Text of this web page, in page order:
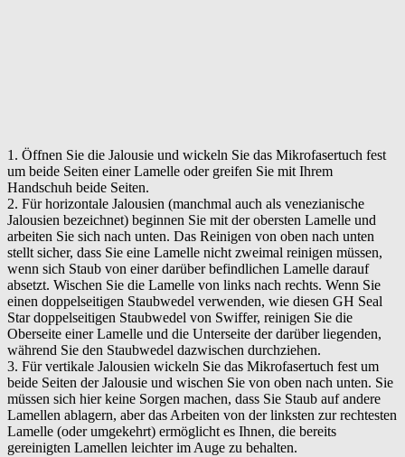
1. Öffnen Sie die Jalousie und wickeln Sie das Mikrofasertuch fest
um beide Seiten einer Lamelle oder greifen Sie mit Ihrem
Handschuh beide Seiten.
2. Für horizontale Jalousien (manchmal auch als venezianische
Jalousien bezeichnet) beginnen Sie mit der obersten Lamelle und
arbeiten Sie sich nach unten. Das Reinigen von oben nach unten
stellt sicher, dass Sie eine Lamelle nicht zweimal reinigen müssen,
wenn sich Staub von einer darüber befindlichen Lamelle darauf
absetzt. Wischen Sie die Lamelle von links nach rechts. Wenn Sie
einen doppelseitigen Staubwedel verwenden, wie diesen GH Seal
Star doppelseitigen Staubwedel von Swiffer, reinigen Sie die
Oberseite einer Lamelle und die Unterseite der darüber liegenden,
während Sie den Staubwedel dazwischen durchziehen.
3. Für vertikale Jalousien wickeln Sie das Mikrofasertuch fest um
beide Seiten der Jalousie und wischen Sie von oben nach unten. Sie
müssen sich hier keine Sorgen machen, dass Sie Staub auf andere
Lamellen ablagern, aber das Arbeiten von der linksten zur rechtesten
Lamelle (oder umgekehrt) ermöglicht es Ihnen, die bereits
gereinigten Lamellen leichter im Auge zu behalten.